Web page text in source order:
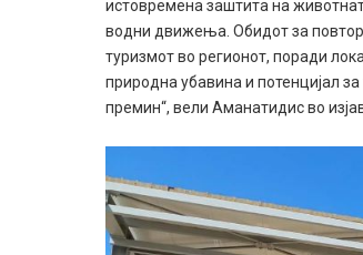
истовремена заштита на
водни движења. Обидот за
туризмот во регионот, поради
природна убавина и потенцијал
премин“, вели Аманатидис во